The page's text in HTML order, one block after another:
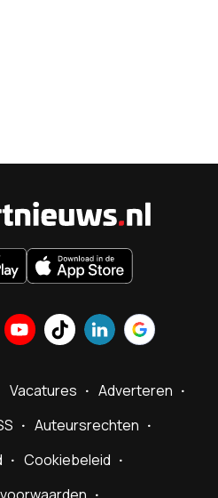
Vacatures
Adverteren
Auteursrechten
Cookiebeleid